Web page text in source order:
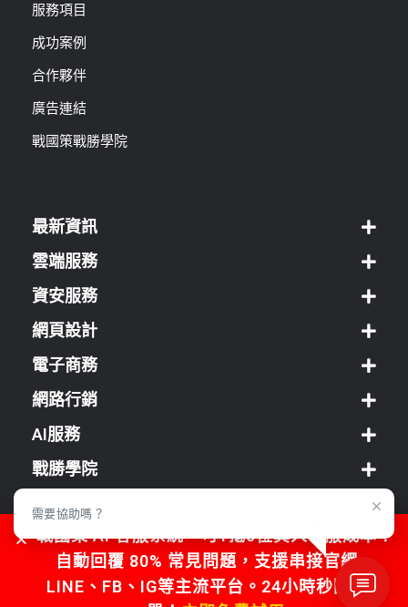
服務項目
成功案例
合作夥伴
廣告連結
戰國策戰勝學院
最新資訊
雲端服務
資安服務
網頁設計
電子商務
網路行銷
AI服務
戰勝學院
經銷方案
客服中心
戰國策 AI 客服系統，可1抵5位真人客服成本！
自動回覆 80% 常見問題，支援串接官網、
LINE、FB、IG等主流平台。24小時秒回不漏
需要協助嗎？